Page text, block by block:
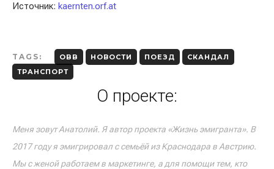
Источник: kaernten.orf.at
TAGS: OBB НОВОСТИ ПОЕЗД
СКАНДАЛ
ТРАНСПОРТ
О проекте:
Меня зовут Анатолий. Я автор проекта «Жизнь эмигранта». В
2017 году я эмигрировал с семьёй из Краснодара в Австрию.
Мы с женой работаем в маркетинге, а для помощи тем, кто